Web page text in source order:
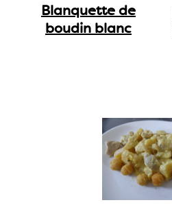
Blanquette de
boudin blanc